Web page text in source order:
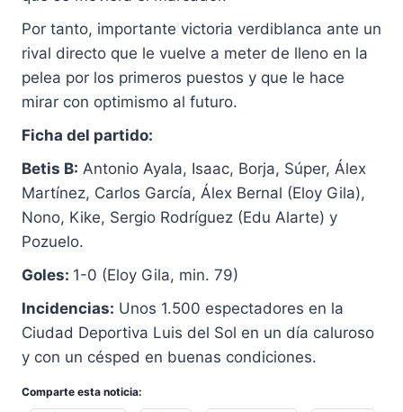
Por tanto, importante victoria verdiblanca ante un
rival directo que le vuelve a meter de lleno en la
pelea por los primeros puestos y que le hace
mirar con optimismo al futuro.
Ficha del partido:
Betis B: Antonio Ayala, Isaac, Borja, Súper, Álex
Martínez, Carlos García, Álex Bernal (Eloy Gila),
Nono, Kike, Sergio Rodríguez (Edu Alarte) y
Pozuelo.
Goles: 1-0 (Eloy Gila, min. 79)
Incidencias: Unos 1.500 espectadores en la
Ciudad Deportiva Luis del Sol en un día caluroso
y con un césped en buenas condiciones.
Comparte esta noticia: